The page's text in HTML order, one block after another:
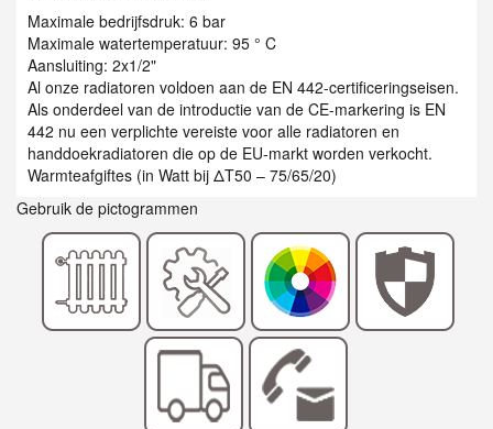
Maximale bedrijfsdruk: 6 bar
Maximale watertemperatuur: 95 ° C
Aansluiting: 2x1/2"
Al onze radiatoren voldoen aan de EN 442-certificeringseisen.
Als onderdeel van de introductie van de CE-markering is EN
442 nu een verplichte vereiste voor alle radiatoren en
handdoekradiatoren die op de EU-markt worden verkocht.
Warmteafgiftes (in Watt bij ΔT50 – 75/65/20)
Gebruik de pictogrammen